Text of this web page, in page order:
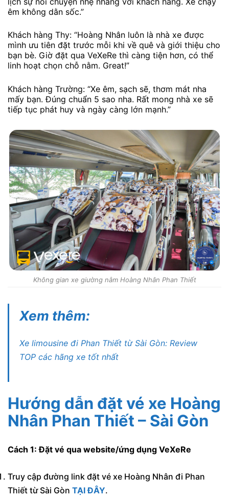
êm không dằn sốc.”
Khách hàng Thy: “Hoàng Nhân luôn là nhà xe được
mình ưu tiên đặt trước mỗi khi về quê và giới thiệu cho
bạn bè. Giờ đặt qua VeXeRe thì càng tiện hơn, có thể
linh hoạt chọn chỗ nằm. Great!”
Khách hàng Trường: “Xe êm, sạch sẽ, thơm mát nha
mấy bạn. Đúng chuẩn 5 sao nha. Rất mong nhà xe sẽ
tiếp tục phát huy và ngày càng lớn mạnh.”
Không gian xe giường nằm Hoàng Nhân Phan Thiết
Xem thêm:
Xe limousine đi Phan Thiết từ Sài Gòn: Review
TOP các hãng xe tốt nhất
Hướng dẫn đặt vé xe Hoàng
Nhân Phan Thiết – Sài Gòn
Cách 1: Đặt vé qua website/ứng dụng VeXeRe
Truy cập đường link đặt vé xe Hoàng Nhân đi Phan
Thiết từ Sài Gòn TẠI ĐÂY.